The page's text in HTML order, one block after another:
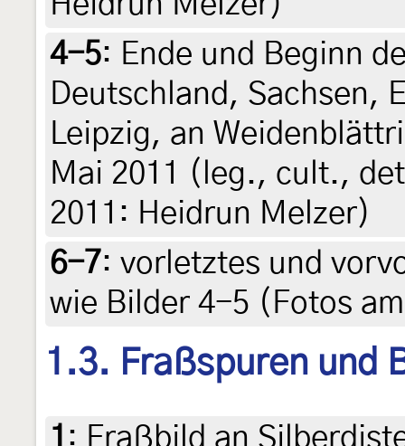
4-5: Ende und Beginn
Deutschland, Sachsen,
Leipzig, an
Mai 2011 (leg., cult.,
2011: Heidrun Melzer)
6-7: vorletztes und
wie Bilder 4-5 (Fotos
1.3. Fraßspuren und
1 : Fraßbild an